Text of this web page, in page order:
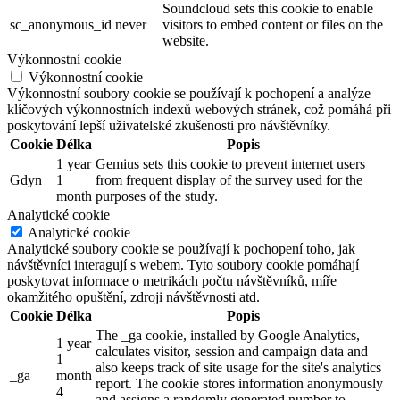
sc_anonymous_id never
Soundcloud sets this cookie to enable
visitors to embed content or files on the
website.
Výkonnostní cookie
Výkonnostní cookie
Výkonnostní soubory cookie se používají k pochopení a analýze
klíčových výkonnostních indexů webových stránek, což pomáhá při
poskytování lepší uživatelské zkušenosti pro návštěvníky.
Cookie Délka Popis
Gdyn
1 year
1
month
Gemius sets this cookie to prevent internet users
from frequent display of the survey used for the
purposes of the study.
Analytické cookie
Analytické cookie
Analytické soubory cookie se používají k pochopení toho, jak
návštěvníci interagují s webem. Tyto soubory cookie pomáhají
poskytovat informace o metrikách počtu návštěvníků, míře
okamžitého opuštění, zdroji návštěvnosti atd.
Cookie Délka Popis
_ga
1 year
1
month
4
The _ga cookie, installed by Google Analytics,
calculates visitor, session and campaign data and
also keeps track of site usage for the site's analytics
report. The cookie stores information anonymously